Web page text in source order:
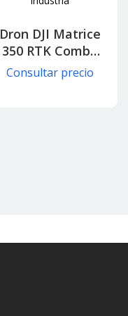
Dron DJI Matrice
350 RTK Combo
con DJI Care Basic
para Topografía,
Consultar precio